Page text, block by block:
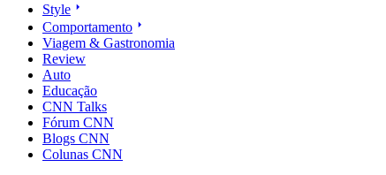
Style
Comportamento
Viagem & Gastronomia
Review
Auto
Educação
CNN Talks
Fórum CNN
Blogs CNN
Colunas CNN